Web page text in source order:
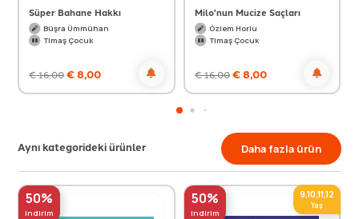
Süper Bahane Hakkı
Büşra Ümmühan
Timaş Çocuk
€16,00€8,00
Milo'nun Mucize Saçları
Özlem Horlu
Timaş Çocuk
€16,00€8,00
Aynı kategorideki ürünler Daha fazla ürün
50%
indirim
50%
indirim
9,10,11,12
Yaş